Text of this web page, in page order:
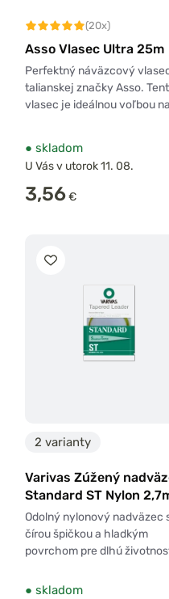
(20x)
Asso Vlasec Ultra 25m
Perfektný náväzcový
talianskej značky Asso.
vlasec je ideálnou voľbou
● skladom
U Vás v utorok 11. 08.
3,56€
2 varianty
Varivas Zúžený
Standard ST Nylon
2ks
Odolný nylonový nadväzec
čírou špičkou a hladkým
povrchom pre dlhú
● skladom